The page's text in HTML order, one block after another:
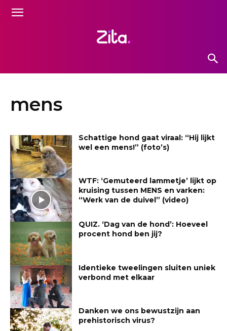
mens
Schattige hond gaat viraal: “Hij lijkt
wel een mens!” (foto’s)
WTF: ‘Gemuteerd lammetje’ lijkt op
kruising tussen MENS en varken:
“Werk van de duivel” (video)
QUIZ. ‘Dag van de hond’: Hoeveel
procent hond ben jij?
Identieke tweelingen sluiten uniek
verbond met elkaar
Danken we ons bewustzijn aan
prehistorisch virus?